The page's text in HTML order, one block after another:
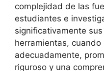
complejidad de las
estudiantes e
significativamente
herramientas, cuando
adecuadamente,
riguroso y una